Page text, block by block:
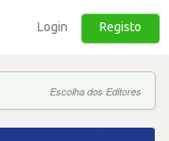
Login Registo
Escolha dos Editores